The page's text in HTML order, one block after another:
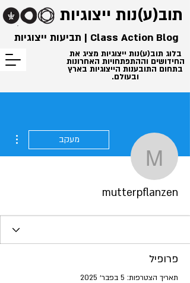
תוב(ע)נות ייצוגיות
בלוג תוב(ע)נות ייצוגיות מציג את
החידושים וההתפתחויות האחרונות
בתחום התובענות הייצוגיות בארץ
ובעולם.
Class Action Blog | תביעות ייצוגיות
mutterpflanzen
מעקב
mutterpflanzen
פרופיל
תאריך הצטרפות: 5 בפבר׳ 2025